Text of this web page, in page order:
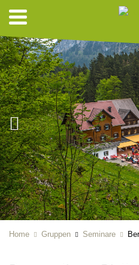
Home Gruppen Seminare